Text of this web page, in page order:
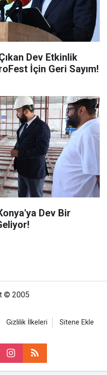
Dev Etkinlik
İçin Geri Sayım!
Dev Bir
© 2005
Gizlilik İlkeleri Sitene Ekle